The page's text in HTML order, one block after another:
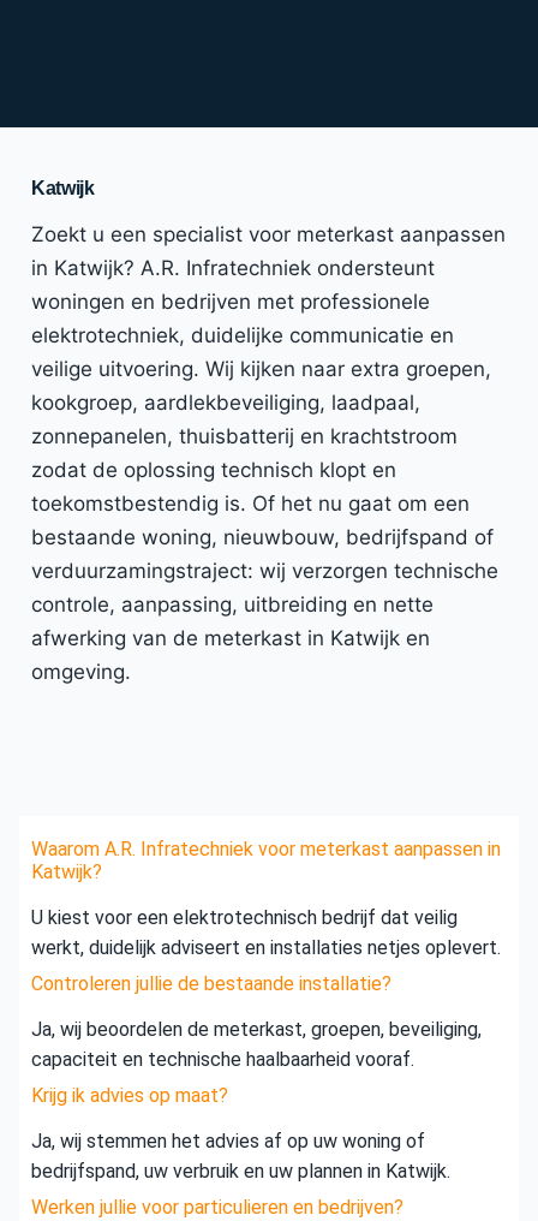
Katwijk
Zoekt u een specialist voor meterkast aanpassen
in Katwijk? A.R. Infratechniek ondersteunt
woningen en bedrijven met professionele
elektrotechniek, duidelijke communicatie en
veilige uitvoering. Wij kijken naar extra groepen,
kookgroep, aardlekbeveiliging, laadpaal,
zonnepanelen, thuisbatterij en krachtstroom
zodat de oplossing technisch klopt en
toekomstbestendig is. Of het nu gaat om een
bestaande woning, nieuwbouw, bedrijfspand of
verduurzamingstraject: wij verzorgen technische
controle, aanpassing, uitbreiding en nette
afwerking van de meterkast in Katwijk en
omgeving.
Waarom A.R. Infratechniek voor meterkast aanpassen in
Katwijk?
U kiest voor een elektrotechnisch bedrijf dat veilig
werkt, duidelijk adviseert en installaties netjes oplevert.
Controleren jullie de bestaande installatie?
Ja, wij beoordelen de meterkast, groepen, beveiliging,
capaciteit en technische haalbaarheid vooraf.
Krijg ik advies op maat?
Ja, wij stemmen het advies af op uw woning of
bedrijfspand, uw verbruik en uw plannen in Katwijk.
Werken jullie voor particulieren en bedrijven?